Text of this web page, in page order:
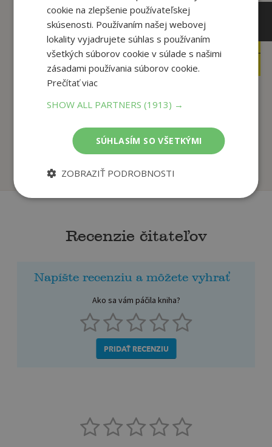
6,99€
4,95€
si radosť
kolektiv
11
Labková patrola -
...
kolektiv
Recenzie čitateľov
Napíšte recenziu a môžete vyhrať
Ako sa vám páčila kniha?
PRIDAŤ RECENZIU
cookie na zlepšenie používateľskej
skúsenosti. Používaním našej webovej
lokality vyjadrujete súhlas s používaním
všetkých súborov cookie v súlade s našimi
zásadami používania súborov cookie.
Prečítať viac
SHOW ALL PARTNERS(1913) →
SÚHLASÍM SO VŠETKÝMI
ZOBRAZIŤ PODROBNOSTI